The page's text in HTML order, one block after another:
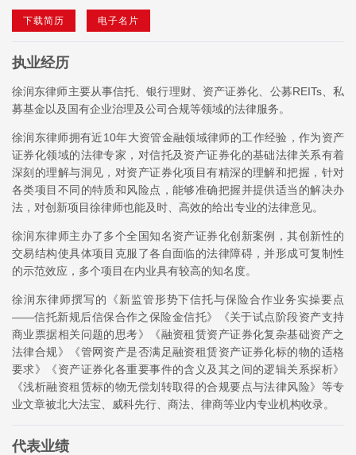
下载简历 电子名片
执业经历
徐润东律师主要从事信托、银行理财、资产证券化、公募REITs、私
募基金以及国有企业治理及公司合规等领域的法律服务。
徐润东律师拥有近10年大资管金融领域律师的工作经验，作为资产
证券化领域的法律专家，对信托及资产证券化的基础法律关系有着
深刻的理解与洞见，对资产证券化项目有精深的理解和把握，针对
各类项目不同的特质和风险点，能够准确把握并提供适当的解决办
法，对创新项目徐律师也能及时、高效的给出专业的法律意见。
徐润东律师主办了多个全国知名资产证券化创新案例，其创新性的
交易结构使具体项目克服了各自面临的法律障碍，并形成可复制性
的示范效应，多个项目在内业具有较高的知名度。
徐润东律师撰写的《新监管形势下信托与保险合作业务实操要点
——信托新规后信保合作之保险金信托》《关于试点阶段资产支持
商业票据相关问题的思考》《融资租赁资产证券化复杂基础资产之
法律合规》《管网资产是否满足融资租赁资产证券化标的物的适格
要求》《资产证券化各重要事件的含义及其之间的逻辑关系探析》
《浅析融资租赁标的物无偿划转取得的合规要点与法律风险》等专
业文章被北大法宝、威科先行、商法、律商等业内专业机构收录。
代表业绩